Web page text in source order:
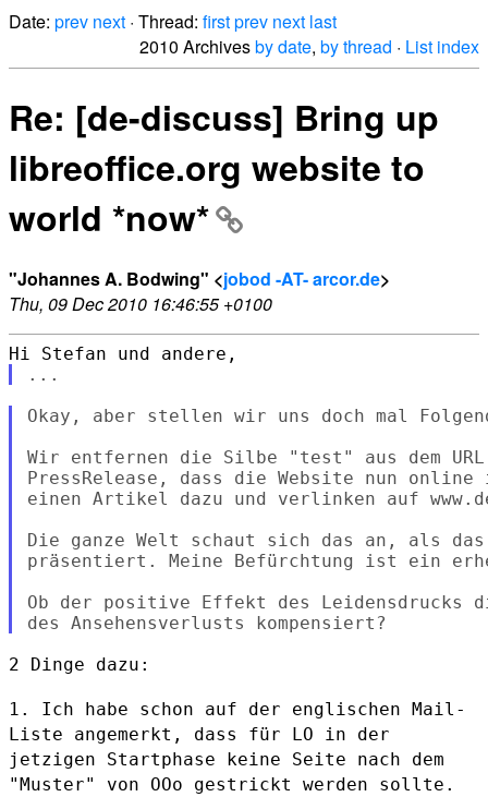
Date: prev next · Thread: firstprev next last
2010 Archivesby date, by thread · List index
Re: [de-discuss] Bring up
libreoffice.org website to
world *now*
"Johannes A. Bodwing" <jobod -AT- arcor.de>
Thu, 09 Dec 2010 16:46:55 +0100
Okay, aber stellen wir uns doch mal
Wir entfernen die Silbe "test" aus dem
PressRelease, dass die Website nun
einen Artikel dazu und verlinken auf
Die ganze Welt schaut sich das an, als
präsentiert. Meine Befürchtung ist ein
Ob der positive Effekt des Leidensdrucks
2 Dinge dazu:
1. Ich habe schon auf der englischen Mail-
Liste angemerkt, dass für LO in der
jetzigen Startphase keine Seite nach dem
"Muster" von OOo gestrickt werden sollte.